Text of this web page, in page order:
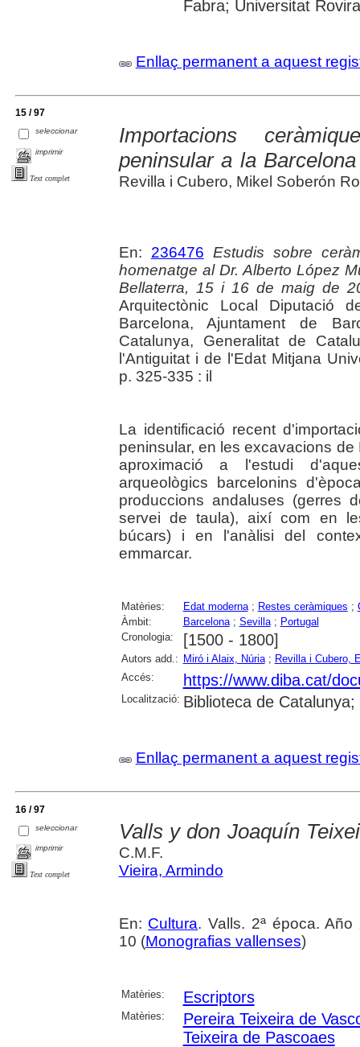
Fabra; Universitat
Enllaç permanent a aquest
15 / 97
seleccionar
imprimir
Text complet
Importacions
peninsular a la
Revilla i Cubero, Mikel Soberón
En: 236476 Estudis sobre
homenatge al Dr. Alberto López
Bellaterra, 15 i 16 de maig de
Arquitectònic Local Diputació
Barcelona, Ajuntament de
Catalunya, Generalitat de
l'Antiguitat i de l'Edat Mitjana
p. 325-335 : il
La identificació recent
peninsular, en les excavacions
aproximació a l'estudi
arqueològics barcelonins
produccions andaluses (gerres
servei de taula), així com en
búcars) i en l'anàlisi del
emmarcar.
Matèries: Edat moderna; Restes ceràmiques ;
Àmbit:
Barcelona; Sevilla; Portugal
Cronologia:
[1500 - 1800]
Autors add.: Miró i Alaix, Núria; Revilla i Cubero,
Accés:
https://www.diba.cat/
Localització: Biblioteca de
Enllaç permanent a aquest
16 / 97
seleccionar
imprimir
Text complet
Valls y don Joaquín
C.M.F.
Vieira, Armindo
En: Cultura. Valls. 2ª época.
10 (Monografias vallenses)
Matèries: Escriptors
Matèries:
Pereira Teixeira de
Teixeira de Pascoaes